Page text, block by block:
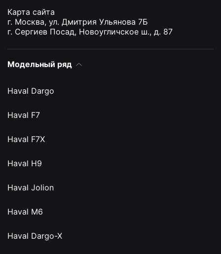
Карта сайта
г. Москва, ул. Дмитрия Ульянова 7Б
г. Сергиев Посад, Новоугличское ш., д. 87
Модельный ряд
Haval Dargo
Haval F7
Haval F7X
Haval H9
Haval Jolion
Haval M6
Haval Dargo-X